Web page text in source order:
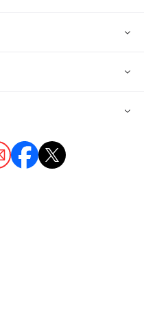
ー
託児所